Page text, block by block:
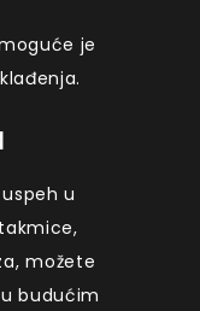
je
u
možete
budućim